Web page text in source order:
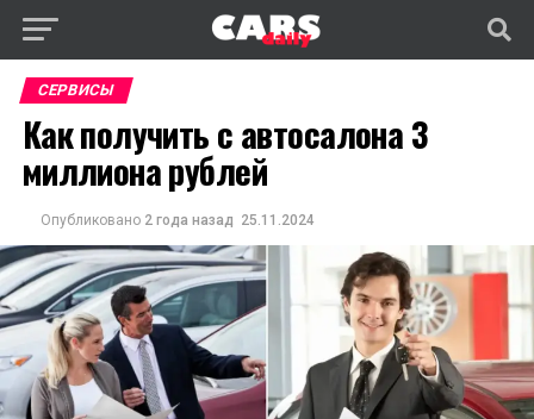
СЕРВИСЫ
Как получить с автосалона 3
миллиона рублей
Опубликовано 2 года назад 25.11.2024